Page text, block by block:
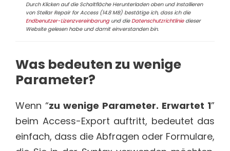
Durch Klicken auf die Schaltfläche Herunterladen oben und Installieren
von Stellar Repair for Access (14.8 MB) bestätige ich, dass ich die
Endbenutzer-Lizenzvereinbarungund dieDatenschutzrichtliniedieser
Website gelesen habe und damit einverstanden bin.
Was bedeuten zu wenige
Parameter?
Wenn “zu wenige Parameter. Erwartet 1”
beim Access-Export auftritt, bedeutet das
einfach, dass die Abfragen oder Formulare,